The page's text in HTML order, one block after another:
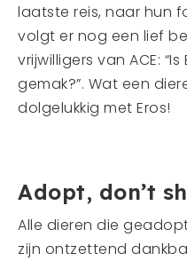
laatste reis, naar hun
volgt er nog een lief
vrijwilligers van ACE:
gemak?”. Wat een
dolgelukkig met Eros!
Adopt, don’t
Alle dieren die
zijn ontzettend